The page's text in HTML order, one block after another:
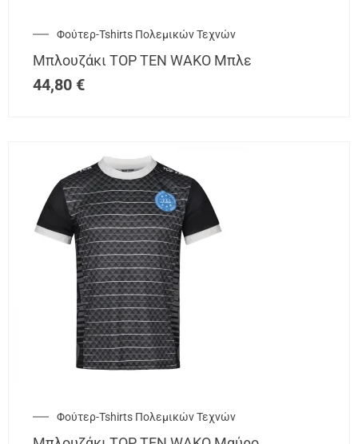
Φούτερ-Tshirts Πολεμικών Τεχνών
Μπλουζάκι TOP TEN WAKO Μπλε
44,80 €
Φούτερ-Tshirts Πολεμικών Τεχνών